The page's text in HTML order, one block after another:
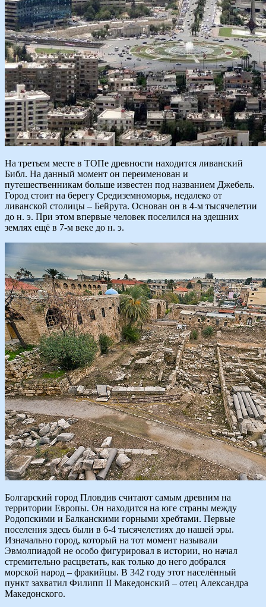
На третьем месте в ТОПе древности находится ливанский
Библ. На данный момент он переименован и
путешественникам больше известен под названием Джебель.
Город стоит на берегу Средиземноморья, недалеко от
ливанской столицы – Бейрута. Основан он в 4-м тысячелетии
до н. э. При этом впервые человек поселился на здешних
землях ещё в 7-м веке до н. э.
Болгарский город Пловдив считают самым древним на
территории Европы. Он находится на юге страны между
Родопскими и Балканскими горными хребтами. Первые
поселения здесь были в 6-4 тысячелетиях до нашей эры.
Изначально город, который на тот момент называли
Эвмолпиадой не особо фигурировал в истории, но начал
стремительно расцветать, как только до него добрался
морской народ – фракийцы. В 342 году этот населённый
пункт захватил Филипп II Македонский – отец Александра
Македонского.